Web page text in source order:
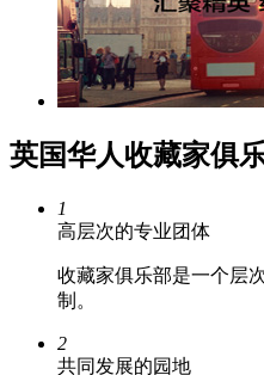
英国华人收藏家俱
1
高层次的专业团体
收藏家俱乐部是一个层
制。
2
共同发展的园地